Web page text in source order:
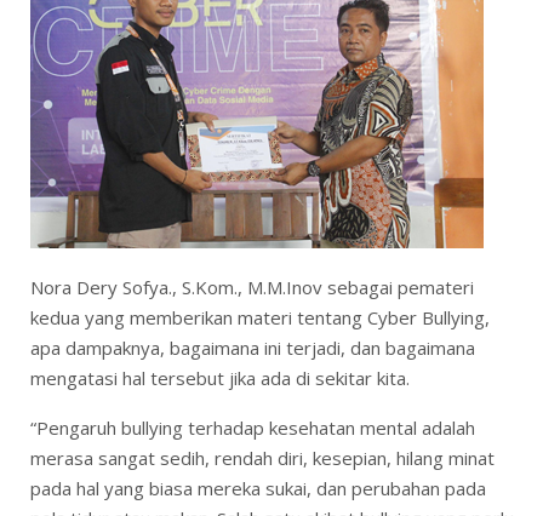
kedua yang memberikan materi tentang Cyber Bullying,
apa dampaknya, bagaimana ini terjadi, dan bagaimana
mengatasi hal tersebut jika ada di sekitar kita.
merasa sangat sedih, rendah diri, kesepian, hilang minat
pada hal yang biasa mereka sukai, dan perubahan pada
pola tidur atau makan. Salah satu akibat bullying yang perlu